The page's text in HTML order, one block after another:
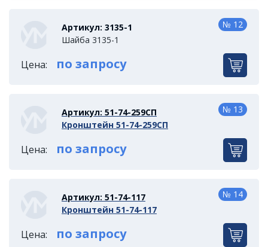
Артикул: 3135-1
Шайба 3135-1
Цена: по запросу
№ 12
Артикул: 51-74-259СП
Кронштейн 51-74-259СП
Цена: по запросу
№ 13
Артикул: 51-74-117
Кронштейн 51-74-117
Цена: по запросу
№ 14